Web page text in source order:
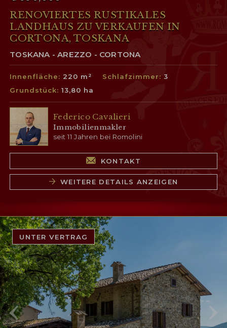
RENOVIERTES RUSTIKALES
LANDHAUS ZU VERKAUFEN IN
CORTONA, TOSKANA
TOSKANA - AREZZO - CORTONA
Innenfläche: 220 m² Schlafzimmer:3
Grundstück:13,80 ha
Federico Cavalieri
Immobilienmakler
seit 11 Jahren bei Romolini
KONTAKT
WEITERE DETAILS ANZEIGEN
UNTER VERTRAG